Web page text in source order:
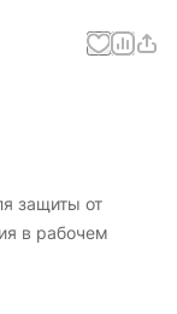
защиты от
в рабочем